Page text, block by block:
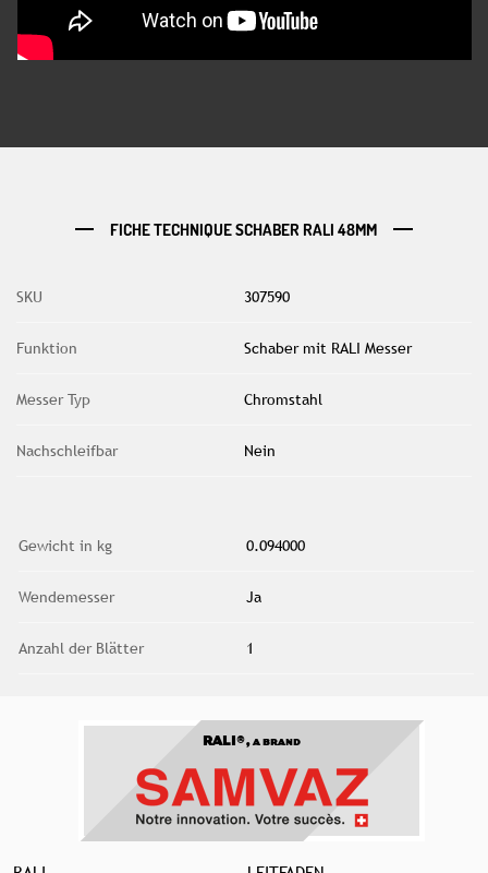
FICHE TECHNIQUE SCHABER RALI 48MM
SKU 307590
Funktion Schaber mit RALI Messer
Messer Typ Chromstahl
Nachschleifbar Nein
Gewicht in kg 0.094000
Wendemesser Ja
Anzahl der Blätter 1
RALI®, A BRAND